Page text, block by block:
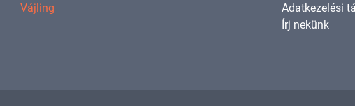
Vájling
Adatkezelési
Írj nekünk